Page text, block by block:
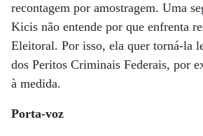
recontagem por amostragem. Uma
Kicis não entende por que enfrenta
Eleitoral. Por isso, ela quer torná-la
dos Peritos Criminais Federais, por
à medida.
Porta-voz